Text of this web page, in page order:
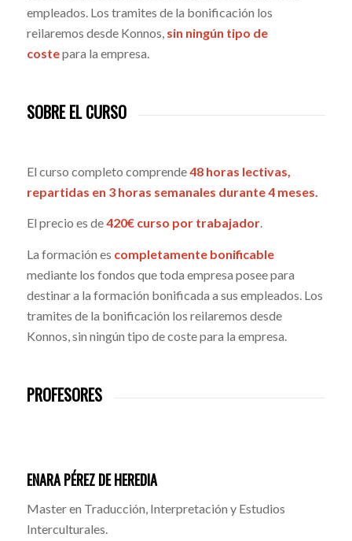
empleados. Los tramites de la bonificación los
reilaremos desde Konnos, sin ningún tipo de
costepara la empresa.
SOBRE EL CURSO
El curso completo comprende48 horas lectivas,
repartidas en 3 horas semanales durante 4 meses.
El precio es de420€ curso por trabajador.
La formación es completamente bonificable
mediante los fondos que toda empresa posee para
destinar a la formación bonificada a sus empleados. Los
tramites de la bonificación los reilaremos desde
Konnos, sin ningún tipo de coste para la empresa.
PROFESORES
ENARA PÉREZ DE HEREDIA
Master en Traducción, Interpretación y Estudios
Interculturales.